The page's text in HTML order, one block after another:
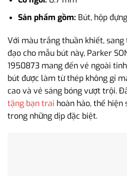
Sản phẩm gồm: Bút, hộp
Với màu trắng thuần khiết,
đạo cho mẫu bút này, Parker
1950873 mang đến vẻ ngoài
bút được làm từ thép không gỉ
cao và vẻ sáng bóng vượt trội.
tặng bạn trai hoàn hảo, thể
trong những dịp đặc biệt.